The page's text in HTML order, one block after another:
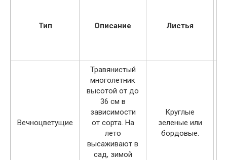
Тип Описание Листья
Вечноцветущие
Травянистый
многолетник
высотой от до
36 см в
зависимости
от сорта. На
лето
высаживают в
сад, зимой
Круглые
зеленые или
бордовые.